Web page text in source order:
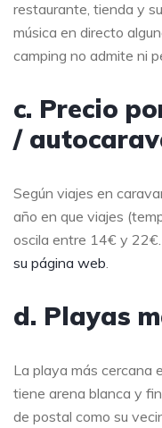
restaurante, tienda y
música en directo
camping no admite ni
c. Precio
/
Según viajes en
año en que viajes
oscila entre 14€ y
su página web
d. Playas
La playa más cercana
tiene arena blanca y
de postal como su